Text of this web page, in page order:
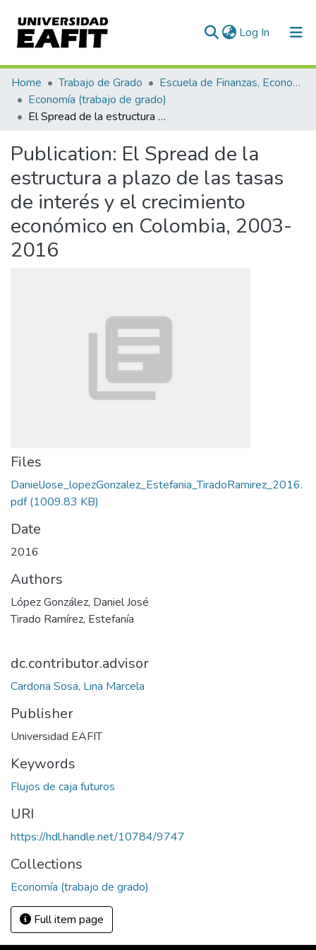
Log In (current)
Communities & Collections
All of DSpace
Home Trabajo de Grado
Escuela de Finanzas, Economía y Gobierno
Economía (trabajo de grado)
El Spread de la estructura a plazo de las tasas de interés y el crecimiento económico en Colombia, 2003-2016
Publication: El Spread de la
estructura a plazo de las tasas
de interés y el crecimiento
económico en Colombia, 2003-
2016
Files
DanielJose_lopezGonzalez_Estefania_TiradoRamirez_2016.
pdf(1009.83 KB)
Date
2016
Authors
López González, Daniel José
Tirado Ramírez, Estefanía
dc.contributor.advisor
Cardona Sosa, Lina Marcela
Publisher
Universidad EAFIT
Keywords
Flujos de caja futuros
URI
https://hdl.handle.net/10784/9747
Collections
Economía (trabajo de grado)
Full item page